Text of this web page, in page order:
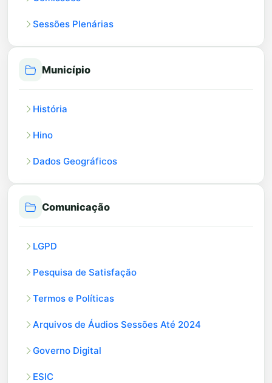
Sessões Plenárias
Município
História
Hino
Dados Geográficos
Comunicação
LGPD
Pesquisa de Satisfação
Termos e Políticas
Arquivos de Áudios Sessões Até 2024
Governo Digital
ESIC